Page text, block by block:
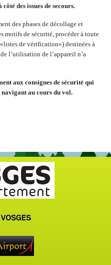
des issues de secours.
des phases de décollage et
motifs de sécurité, procéder à toute
de vérification») destinées à
l’utilisation de l’appareil n’a
aux consignes de sécurité qui
navigant au cours du vol.